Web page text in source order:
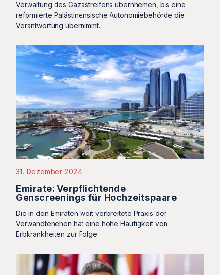
Verwaltung des Gazastreifens übernhemen, bis eine
reformierte Palästinensische Autonomiebehörde die
Verantwortung übernimmt.
31. Dezember 2024
Emirate: Verpflichtende
Genscreenings für Hochzeitspaare
Die in den Emiraten weit verbreitete Praxis der
Verwandtenehen hat eine hohe Häufigkeit von
Erbkrankheiten zur Folge.